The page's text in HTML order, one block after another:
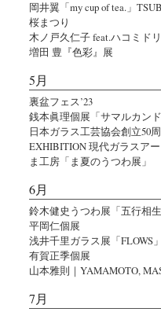
岡井翼「my cup of tea.」
桜まつり
木ノ戸久仁子 feat.ハコミド
増田 豊『色彩』展
5月
裏盆フェス’23
銭本眞理個展「サマルカンド
日本ガラス工芸協会創立50
EXHIBITION 現代ガラスア
ま工房「ま夏のうつわ展」
6月
鈴木健史うつわ展「五行相生
平岡仁個展
浅井千里ガラス展「FLOWS」
有賀正季個展
山本雅則｜YAMAMOTO,
7月